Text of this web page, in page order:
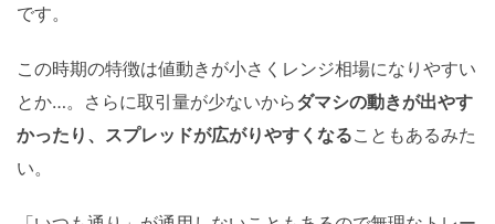
です。
この時期の特徴は値動きが小さくレンジ相場になりやすい
とか…。さらに取引量が少ないからダマシの動きが出やす
かったり、スプレッドが広がりやすくなることもあるみた
い。